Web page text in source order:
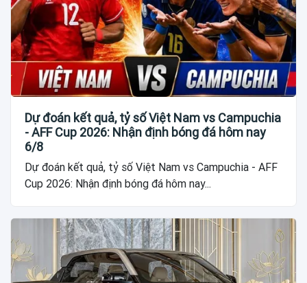
Dự đoán kết quả, tỷ số Việt Nam vs Campuchia
- AFF Cup 2026: Nhận định bóng đá hôm nay
6/8
Dự đoán kết quả, tỷ số Việt Nam vs Campuchia - AFF
Cup 2026: Nhận định bóng đá hôm nay...